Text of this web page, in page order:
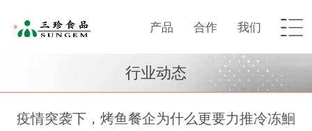
产品 合作 我们
行业动态
疫情突袭下，烤鱼餐企为什么更要力推冷冻鮰